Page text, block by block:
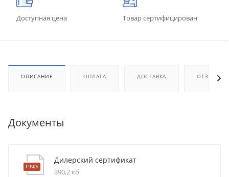
Доступная цена Товар сертифицирован
ОПИСАНИЕ ОПЛАТА ДОСТАВКА ОТЗЫВЫ
Документы
Дилерский сертификат
390,2 кб